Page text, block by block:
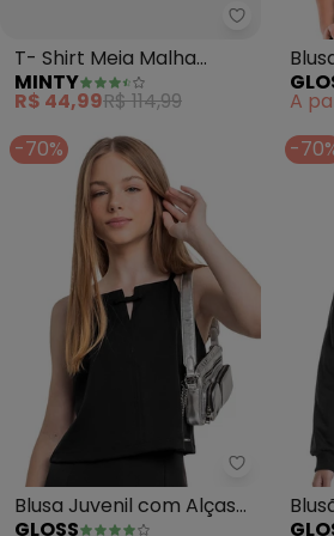
Minty - T-
T- Shirt Meia Malha
Feminina (Preto)
MINTY
R$ 44,99R$ 114,99 A
-70%
Gloss -
Blusa Juvenil com Alças
GLOSS
-